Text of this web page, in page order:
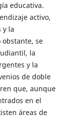
educativa.
activo,
y la
se
la
y la
de doble
que, aunque
en el
áreas de